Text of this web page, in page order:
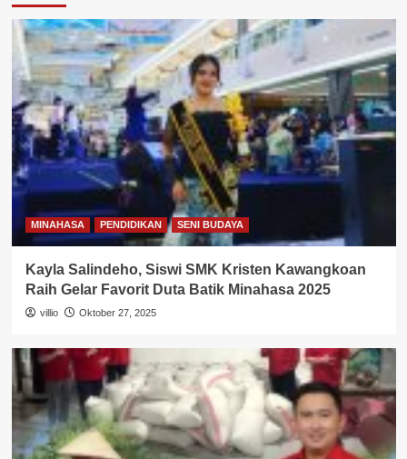
MINAHASA PENDIDIKAN SENI BUDAYA
Kayla Salindeho, Siswi SMK Kristen Kawangkoan
Raih Gelar Favorit Duta Batik Minahasa 2025
villio Oktober 27, 2025